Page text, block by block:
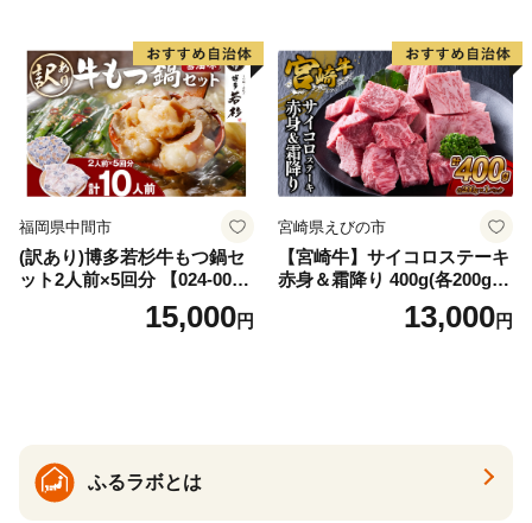
福岡県中間市
(訳あり)博多若杉牛もつ鍋セ
ット2人前×5回分 【024-002
15,000円
宮崎県えびの市
【宮崎牛】サイコロステーキ
赤身＆霜降り 400g(各200g×
１P 計2P) 真空パック 冷凍
13,000円
ふるラボとは